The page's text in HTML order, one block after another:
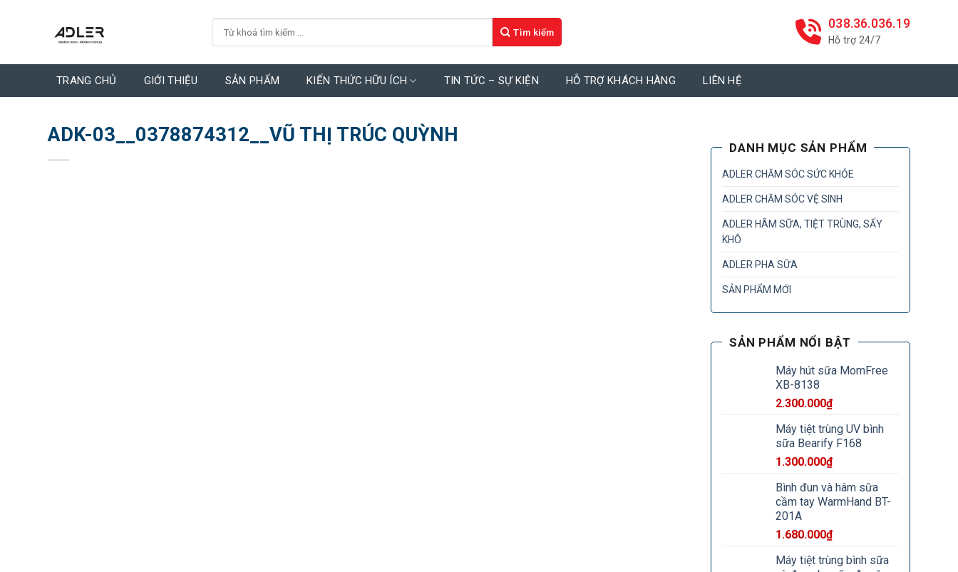
for:
038.36.036.19
Hỗ trợ 24/7
TRANG CHỦ GIỚI THIỆU SẢN PHẨM KIẾN THỨC HỮU ÍCH TIN TỨC – SỰ KIỆN HỖ TRỢ KHÁCH HÀNG LIÊN HỆ
ADK-03__0378874312__VŨ THỊ TRÚC QUỲNH
DANH MỤC SẢN PHẨM
ADLER CHĂM SÓC SỨC KHỎE
ADLER CHĂM SÓC VỆ SINH
ADLER HÂM SỮA, TIỆT TRÙNG, SẤY
KHÔ
ADLER PHA SỮA
SẢN PHẨM MỚI
SẢN PHẨM NỔI BẬT
Máy hút sữa MomFree
XB-8138
2.300.000₫
Máy tiệt trùng UV bình
sữa Bearify F168
1.300.000₫
Bình đun và hâm sữa
cầm tay WarmHand BT-
201A
1.680.000₫
Máy tiệt trùng bình sữa